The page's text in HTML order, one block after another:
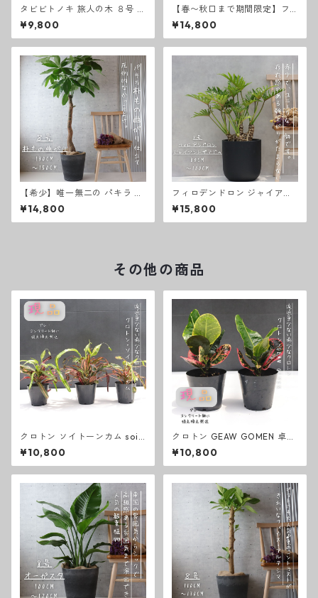
タビビトノキ 旅人の木 ８号 旅
人木 扇芭蕉 オーガスタ レギネ
観葉植物 ストレリチア タビビ
トノキ 綺麗 お祝い ギフト 開
料 新築祝い 観葉植物 プレゼン
ト 熱帯植物 大型 室内
¥9,800
【春〜秋口まで期間限定】フ
ィカス ウンベラータ 曲がり 螺
旋 仕立て ８号 ゴムの木 お祝
い ギフト 開店祝い ラッピング
元 お歳暮 熱帯植物 選べる ８
号螺旋仕立て
¥14,800
【希少】唯一無二の パキラ 朴
もの 曲がり 仕立て８号 お祝い
ギフト 開店祝い ラッピング 無
料 観葉植物 プレゼント ねじり
¥14,800
フィロデンドロン ジャイアン
トザナドゥ 観葉植物 ８号 観葉
植物 綺麗 お祝い ギフト 開店
祝い 観葉植物ラッピング 無料
¥15,800
その他の商品
クロトン ソイトーンカム soi t
hong kam 卓上サイズ 観葉植
物 熱帯植物 テーブルサイズ
¥10,800
クロトン GEAW GOMEN 卓上
サイズ 観葉植物 熱帯植物 テー
ブルサイズ
¥10,800